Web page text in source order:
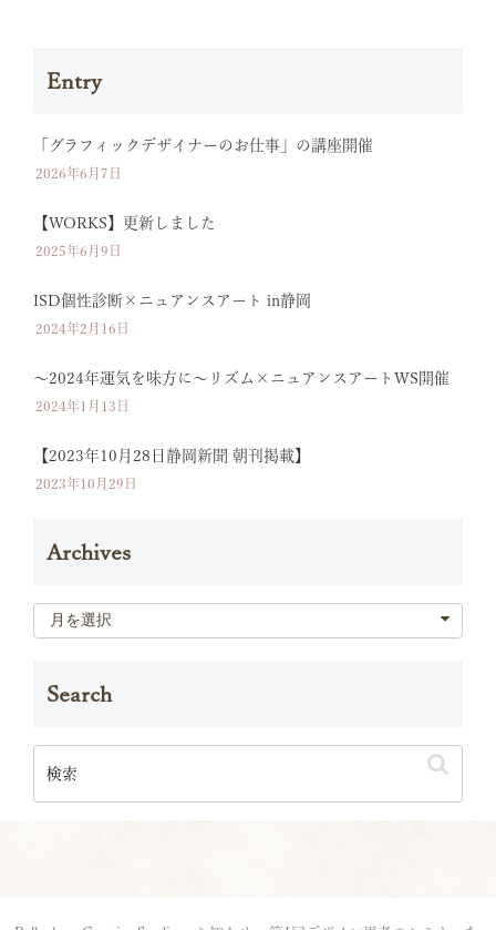
Entry
「グラフィックデザイナーのお仕事」の講座開催
2026年6月7日
【WORKS】更新しました
2025年6月9日
ISD個性診断×ニュアンスアート in静岡
2024年2月16日
〜2024年運気を味方に〜リズム×ニュアンスアートWS開催
2024年1月13日
【2023年10月28日静岡新聞 朝刊掲載】
2023年10月29日
Archives
Search